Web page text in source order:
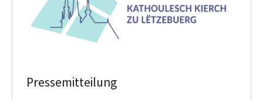
Pressemitteilung